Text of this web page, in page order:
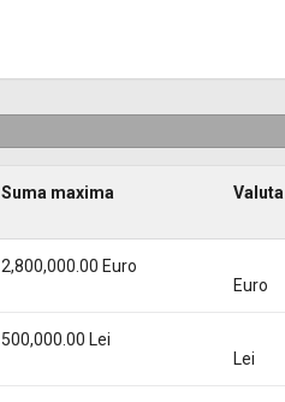
Suma maxima Valuta
2,800,000.00 Euro
Euro
500,000.00 Lei
Lei